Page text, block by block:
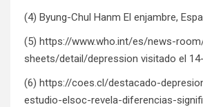
(4) Byung-Chul Hanm El enjambre,
(5) https://www.who.int/es/news-
sheets/detail/depression visitado el
(6) https://coes.cl/destacado-
estudio-elsoc-revela-diferencias-